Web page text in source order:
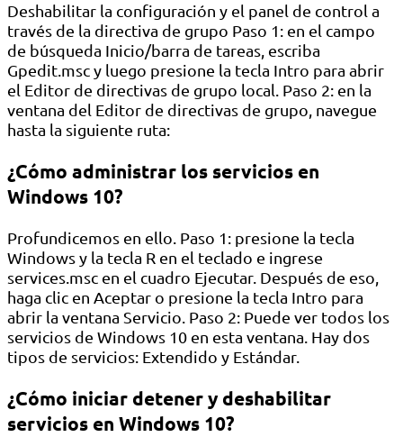
Deshabilitar la configuración y el panel de control a
través de la directiva de grupo Paso 1: en el campo
de búsqueda Inicio/barra de tareas, escriba
Gpedit.msc y luego presione la tecla Intro para abrir
el Editor de directivas de grupo local. Paso 2: en la
ventana del Editor de directivas de grupo, navegue
hasta la siguiente ruta:
¿Cómo administrar los servicios en
Windows 10?
Profundicemos en ello. Paso 1: presione la tecla
Windows y la tecla R en el teclado e ingrese
services.msc en el cuadro Ejecutar. Después de eso,
haga clic en Aceptar o presione la tecla Intro para
abrir la ventana Servicio. Paso 2: Puede ver todos los
servicios de Windows 10 en esta ventana. Hay dos
tipos de servicios: Extendido y Estándar.
¿Cómo iniciar detener y deshabilitar
servicios en Windows 10?